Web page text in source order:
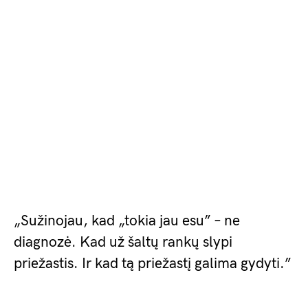
„Sužinojau, kad „tokia jau esu” – ne
diagnozė. Kad už šaltų rankų slypi
priežastis. Ir kad tą priežastį galima gydyti.”